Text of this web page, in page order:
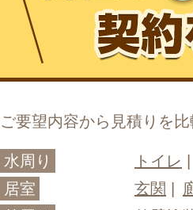
ご要望内容から見積りを比
水周り トイレ
居室
玄関